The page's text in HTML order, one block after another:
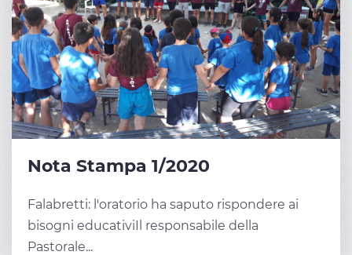
Nota Stampa 1/2020
Falabretti: l'oratorio ha saputo rispondere ai
bisogni educativiIl responsabile della
Pastorale...